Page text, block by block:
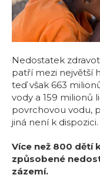
Nedostatek
patří mezi největší
teď však 663
vody a 159 milionů
povrchovou vodu,
jiná není k
Více než 800 dětí
způsobené
zázemí.